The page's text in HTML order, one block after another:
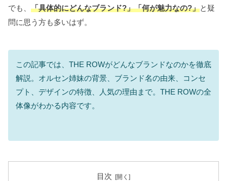
でも、 「具体的にどんなブランド?」「何が魅力なの?」と疑
問に思う方も多いはず。
この記事では、THE ROWがどんなブランドなのかを徹底
解説。オルセン姉妹の背景、ブランド名の由来、コンセ
プト、デザインの特徴、人気の理由まで。THE ROWの全
体像がわかる内容です。
目次